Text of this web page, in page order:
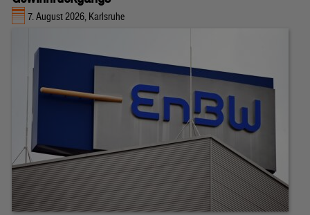
7. August 2026, Karlsruhe